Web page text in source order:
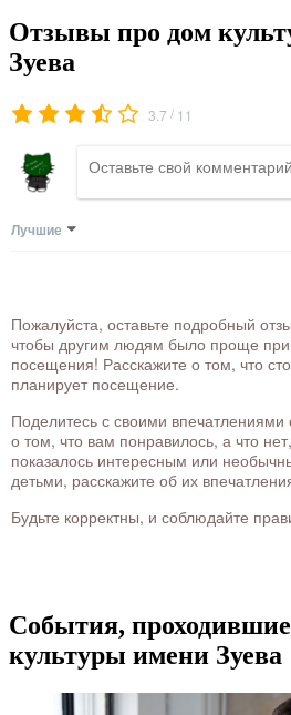
Отзывы про дом
Зуева
3.7 / 11
Лучшие
Пожалуйста, оставьте подробный
чтобы другим людям было проще
посещения! Расскажите о том, что
планирует посещение.
Поделитесь с своими
о том, что вам понравилось, а что
показалось интересным или
детьми, расскажите об их
Будьте корректны, и соблюдайте
События,
культуры имени Зуева